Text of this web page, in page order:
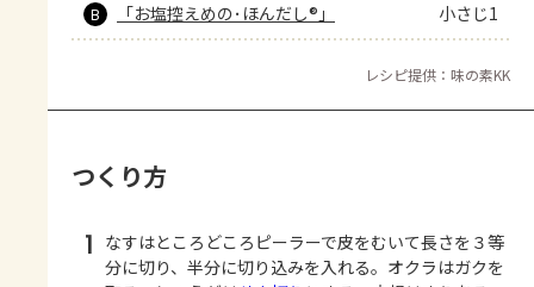
B 「お塩控えめの･ほんだし®」 小さじ1
レシピ提供：味の素KK
つくり方
1 なすはところどころピーラーで皮をむいて長さを３等
分に切り、半分に切り込みを入れる。オクラはガクを